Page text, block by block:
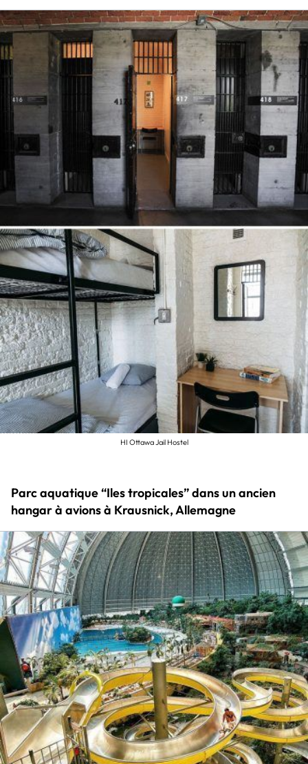
HI Ottawa Jail Hostel
Parc aquatique “Iles tropicales” dans un ancien
hangar à avions à Krausnick, Allemagne